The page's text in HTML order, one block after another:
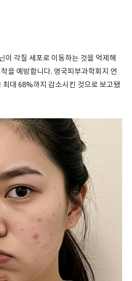
이 각질 세포로 이동하는 것을 억제해
을 예방합니다. 영국피부과학회지 연
최대 68%까지 감소시킨 것으로 보고됐